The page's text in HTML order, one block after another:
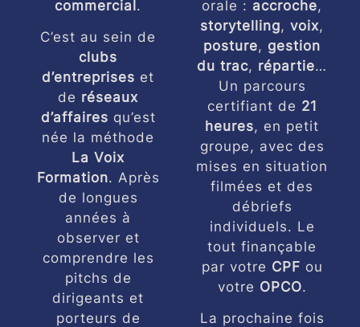
commercial .
C’est au sein de
clubs
d’entreprises et
de réseaux
d’affaires qu’est
née la méthode
La Voix
Formation. Après
de longues
années à
observer et
comprendre les
pitchs de
dirigeants et
porteurs de
orale : accroche,
storytelling, voix,
posture, gestion
du trac, répartie…
Un parcours
certifiant de 21
heures, en petit
groupe, avec des
mises en situation
filmées et des
débriefs
individuels. Le
tout finançable
par votre CPF ou
votre OPCO.
La prochaine fois